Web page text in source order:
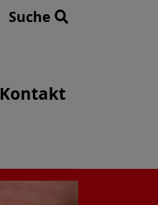
Suche
Kontakt